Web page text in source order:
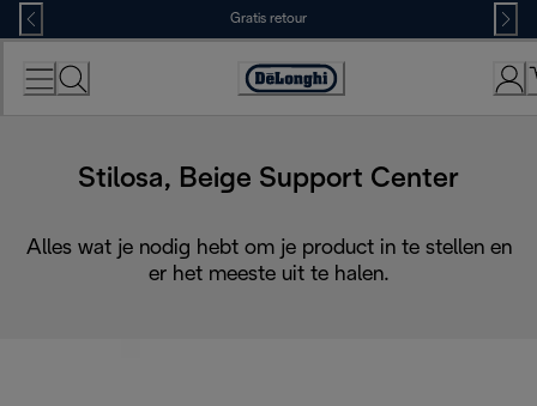
Skip
to
Content
Gratis retour
Accessibility
Stilosa, Beige Support Center
Alles wat je nodig hebt om je product in te stellen en
er het meeste uit te halen.